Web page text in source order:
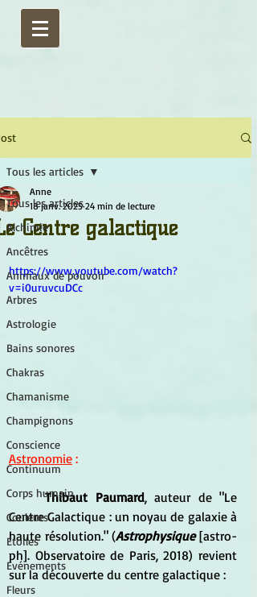
Tous les articles
Alchimie
Ancêtres
Animaux de pouvoir
Arbres
Astrologie
Bains sonores
Chakras
Chamanisme
Champignons
Conscience
Continuum
Corps humain
Couleurs
Etoiles
Evénements
Fleurs
Tous les articles
Centre galactique
Anne
18 janv. 2025 24 min de lecture
https://www.youtube.com/watch?
v=i0uruvcuDCc
Astronomie :
	Thibaut Paumard
, auteur de "Le
Centre Galactique : un noyau de galaxie à
haute résolution." (Astrophysique [astro-
ph]. Observatoire de Paris, 2018) revient
sur la découverte du centre galactique :